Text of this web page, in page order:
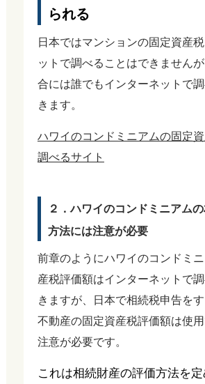
られる
日本ではマンションの固定資産
ットで調べることはできません
合には誰でもインターネットで
きます。
ハワイのコンドミニアムの固定
調べるサイト
２．ハワイのコンドミニアム
方法には注意が必要
前章のようにハワイのコンドミ
産税評価額はインターネットで
きますが、日本で相続税申告を
不動産の固定資産税評価額は使
注意が必要です。
これは相続財産の評価方法を